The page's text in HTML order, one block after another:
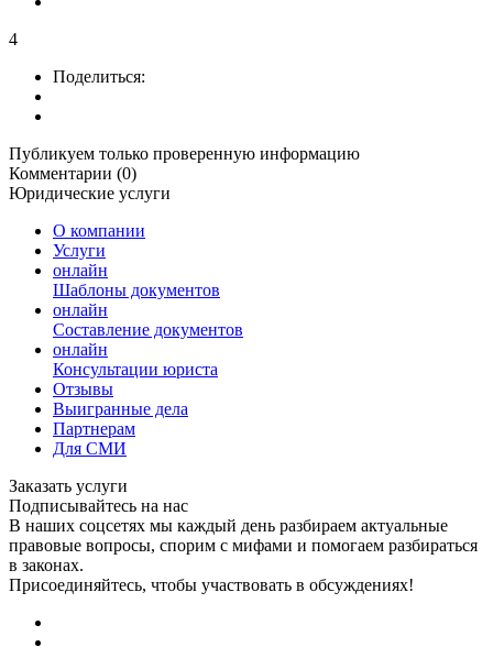
4
Поделиться:
Публикуем только проверенную информацию
Комментарии (0)
Юридические услуги
О компании
Услуги
онлайн
Шаблоны документов
онлайн
Составление документов
онлайн
Консультации юриста
Отзывы
Выигранные дела
Партнерам
Для СМИ
Заказать услуги
Подписывайтесь на нас
В наших соцсетях мы каждый день разбираем актуальные
правовые вопросы, спорим с мифами и помогаем разбираться
в законах.
Присоединяйтесь, чтобы участвовать в обсуждениях!